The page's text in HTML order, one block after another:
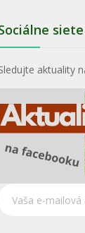
siete
aktuality